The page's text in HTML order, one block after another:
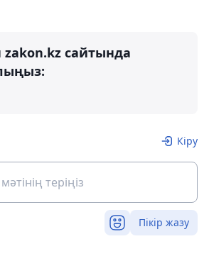
сайтында
Кіру
Пікір жазу